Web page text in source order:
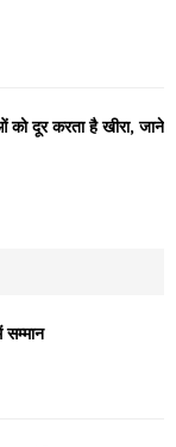
दूर करता है खीरा, जाने